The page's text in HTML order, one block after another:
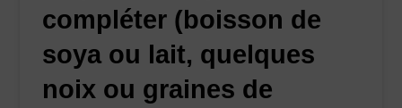
compléter (boisson de
soya ou lait, quelques
noix ou graines de